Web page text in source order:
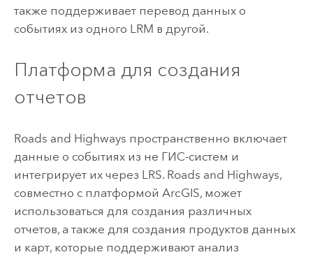
также поддерживает перевод данных о
событиях из одного LRM в другой.
Платформа для создания
отчетов
Roads and Highways пространственно включает
данные о событиях из не ГИС-систем и
интегрирует их через LRS. Roads and Highways,
совместно с платформой ArcGIS, может
использоваться для создания различных
отчетов, а также для создания продуктов данных
и карт, которые поддерживают анализ